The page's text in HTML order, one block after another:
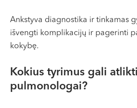
Ankstyva diagnostika ir tinkamas
išvengti komplikacijų ir pagerinti
kokybę.​
Kokius tyrimus gali
pulmonologai?